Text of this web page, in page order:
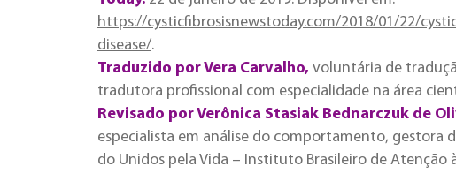
https://cysticfibrosisnewstoday.com/2018/01/22/
disease/.
Traduzido por Vera Carvalho, voluntária de
tradutora profissional com especialidade na área
Revisado por Verônica Stasiak Bednarczuk de
especialista em análise do comportamento, gestora
do Unidos pela Vida – Instituto Brasileiro de Atenção